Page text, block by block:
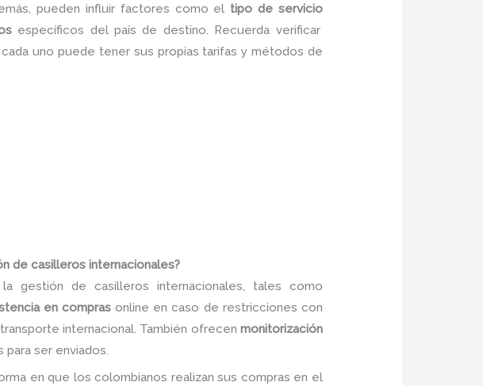
pueden influir factores como el tipo de servicio
específicos del país de destino. Recuerda verificar
uno puede tener sus propias tarifas y métodos de
de casilleros internacionales?
gestión de casilleros internacionales, tales como
en comprasonline en caso de restricciones con
internacional. También ofrecen monitorización
ser enviados.
en que los colombianos realizan sus compras en el